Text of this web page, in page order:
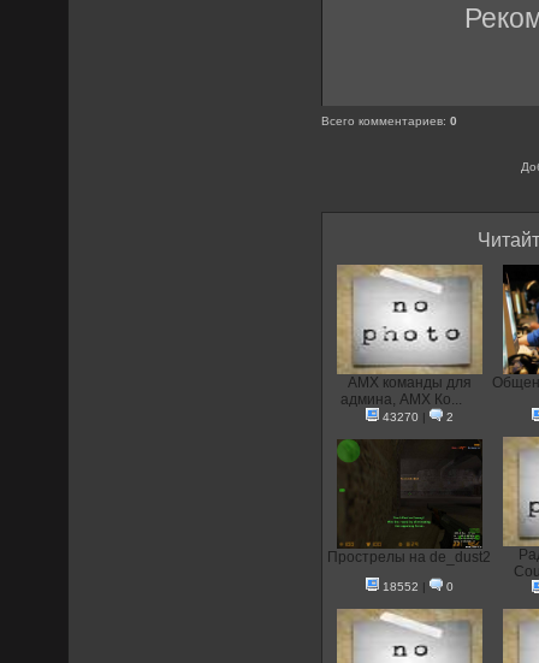
Всего комментариев:0
AMX команды для
админа, AMX Ко...
43270 | 2
Прострелы на de_dust2
18552 | 0